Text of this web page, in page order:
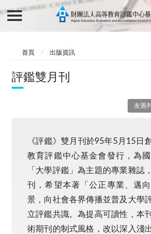
首頁 出版資訊
評鑑雙月刊
友善
《評鑑》雙月刊於95年5月15日
教育評鑑中心基金會發行，為
「大學評鑑」為主題的專業雜誌
刊，希望本著「公正專業、邁
景，向社會各界傳播並普及大學
立評鑑共識。為提高可讀性，本
術期刊的制式風格，改以深入淺